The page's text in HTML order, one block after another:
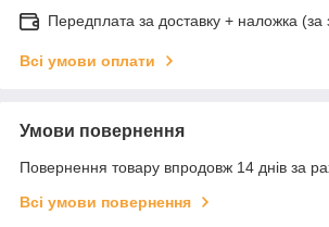
Передплата за доставку + наложка (за
Всі умови оплати
Умови повернення
Повернення товару впродовж 14 днів за
Всі умови повернення